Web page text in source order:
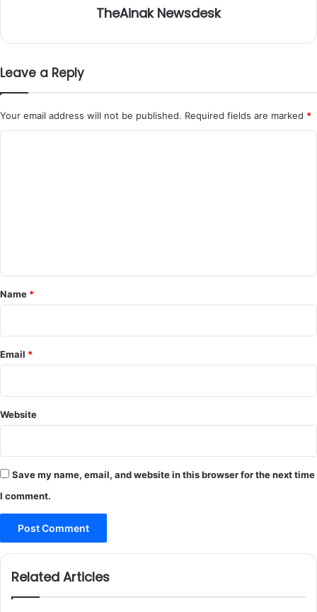
TheAinak Newsdesk
Leave a Reply
Your email address will not be published. Required fields are marked *
*
Name *
Email *
Website
Save my name, email, and website in this browser for the next time
I comment.
Related Articles